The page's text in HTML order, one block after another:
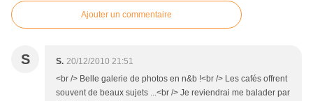
Ajouter un commentaire
S S. 20/12/2010 21:51
<br /> Belle galerie de photos en n&b !<br /> Les cafés offrent
souvent de beaux sujets ...<br /> Je reviendrai me balader par